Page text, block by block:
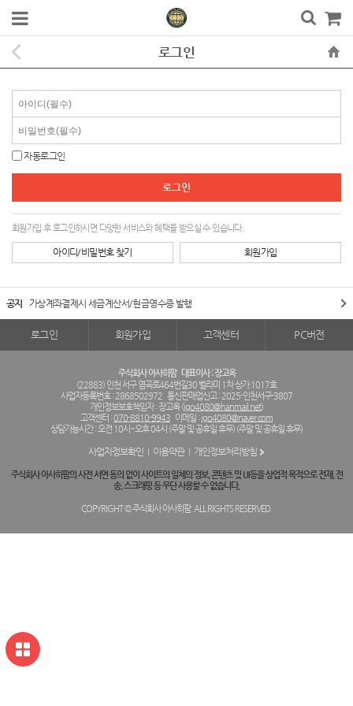
로그인
자동로그인
회원가입 후 로그인하시면 다양한 서비스와 혜택을 받으실 수 있습니다.
아이디/비밀번호 찾기 회원가입
공지 가상계좌결제시 세금계산서/현금영수증 발행
로그인 회원가입 고객센터 PC버전
주식회사 아사히팜 대표이사 : 장고옥
(22883) 인천 서구 염곡로464번길30 벨라미 1차 상가 1017호
사업자등록번호 : 2868502972 통신판매업신고 : 2025-인천서구-3807
개인정보보호책임자 : 장고옥 (jgo4080@hanmail.net)
고객센터 :070-8810-9943 이메일 : jgo4080@naver.com
상담가능시간 : 오전 10시~오후 04시 (주말 및 공휴일 휴무) (주말 및 공휴일 휴무)
사업자정보확인 이용약관 개인정보처리방침
주식회사 아사히팜의 사전 서면 동의 없이 사이트의 일체의 정보, 콘텐츠 및 UI등을 상업적 목적으로 전재, 전
송, 스크래핑 등 무단 사용할 수 없습니다.
COPYRIGHT © 주식회사 아사히팜. ALL RIGHTS RESERVED.